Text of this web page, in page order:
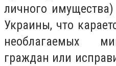
личного
Украины, что
необлагаемых
граждан или